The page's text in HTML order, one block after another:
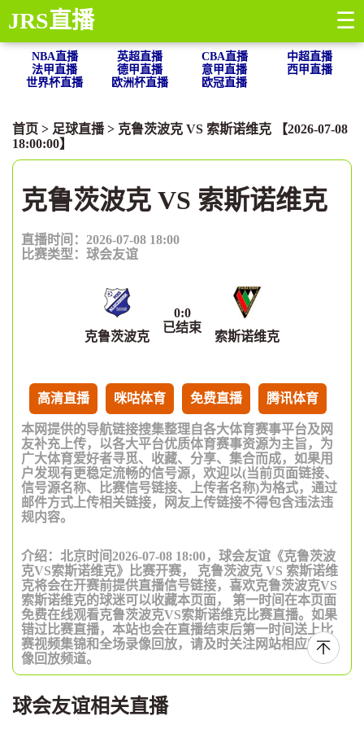
JRS直播 ☰
NBA直播 英超直播 CBA直播
中超直播
法甲直播
德甲直播 意甲直播
西甲直播
世界杯直播
欧洲杯直播 欧冠直播
首页 > 足球直播> 克鲁茨波克 VS 索斯诺维克 【2026-07-08
18:00:00】
克鲁茨波克 VS 索斯诺维克
直播时间：2026-07-08 18:00
比赛类型： 球会友谊
克鲁茨波克
0:0
已结束
索斯诺维克
高清直播 咪咕体育 免费直播 腾讯体育
本网提供的导航链接搜集整理自各大体育赛事平台及网
友补充上传，以各大平台优质体育赛事资源为主旨，为
广大体育爱好者寻觅、收藏、分享、集合而成，如果用
户发现有更稳定流畅的信号源，欢迎以(当前页面链接、
信号源名称、比赛信号链接、上传者名称)为格式，通过
邮件方式上传相关链接，网友上传链接不得包含违法违
规内容。
介绍：北京时间2026-07-08 18:00，球会友谊《克鲁茨波
克VS索斯诺维克》比赛开赛， 克鲁茨波克 VS 索斯诺维
克将会在开赛前提供直播信号链接，喜欢克鲁茨波克VS
索斯诺维克的球迷可以收藏本页面， 第一时间在本页面
免费在线观看克鲁茨波克VS索斯诺维克比赛直播。如果
错过比赛直播，本站也会在直播结束后第一时间送上比
赛视频集锦和全场录像回放，请及时关注网站相应的录
像回放频道。
球会友谊相关直播